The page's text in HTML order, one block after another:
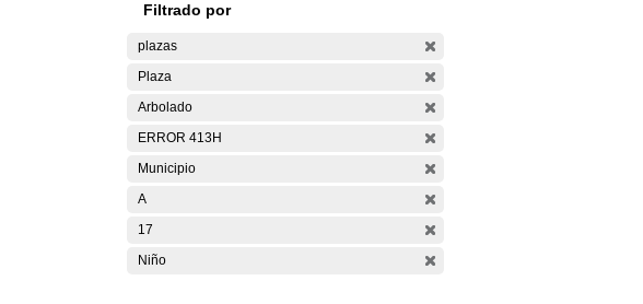
Filtrado por
plazas
Plaza
Arbolado
ERROR 413H
Municipio
A
17
Niño